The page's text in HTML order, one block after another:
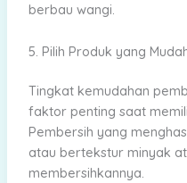
berbau wangi.
5. Pilih Produk yang
Tingkat kemudahan
faktor penting saat
Pembersih yang
atau bertekstur minyak
membersihkannya.